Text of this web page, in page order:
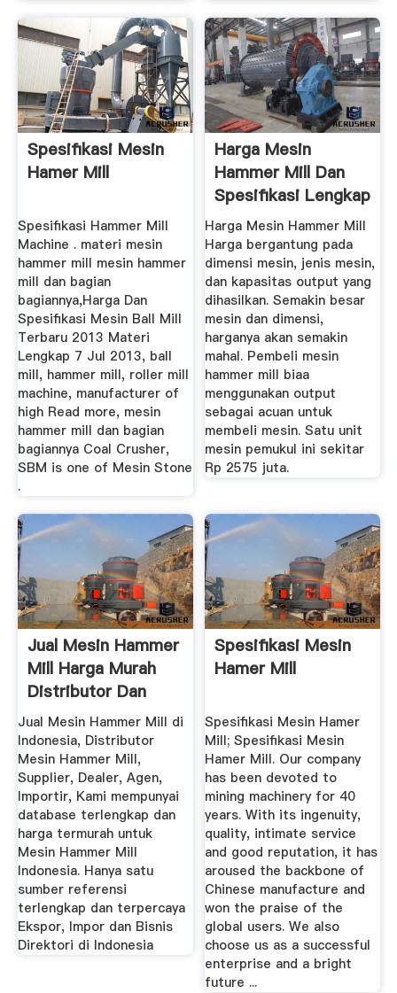
Spesifikasi Mesin
Hamer Mill
Spesifikasi Hammer Mill
Machine . materi mesin
hammer mill mesin hammer
mill dan bagian
bagiannya,Harga Dan
Spesifikasi Mesin Ball Mill
Terbaru 2013 Materi
Lengkap 7 Jul 2013, ball
mill, hammer mill, roller mill
machine, manufacturer of
high Read more, mesin
hammer mill dan bagian
bagiannya Coal Crusher,
SBM is one of Mesin Stone
.
Harga Mesin
Hammer Mill Dan
Spesifikasi Lengkap
| SentraMesin
Harga Mesin Hammer Mill
Harga bergantung pada
dimensi mesin, jenis mesin,
dan kapasitas output yang
dihasilkan. Semakin besar
mesin dan dimensi,
harganya akan semakin
mahal. Pembeli mesin
hammer mill biaa
menggunakan output
sebagai acuan untuk
membeli mesin. Satu unit
mesin pemukul ini sekitar
Rp 2575 juta.
Jual Mesin Hammer
Mill Harga Murah
Distributor Dan
Toko ...
Jual Mesin Hammer Mill di
Indonesia, Distributor
Mesin Hammer Mill,
Supplier, Dealer, Agen,
Importir, Kami mempunyai
database terlengkap dan
harga termurah untuk
Mesin Hammer Mill
Indonesia. Hanya satu
sumber referensi
terlengkap dan terpercaya
Ekspor, Impor dan Bisnis
Direktori di Indonesia
Spesifikasi Mesin
Hamer Mill
Spesifikasi Mesin Hamer
Mill; Spesifikasi Mesin
Hamer Mill. Our company
has been devoted to
mining machinery for 40
years. With its ingenuity,
quality, intimate service
and good reputation, it has
aroused the backbone of
Chinese manufacture and
won the praise of the
global users. We also
choose us as a successful
enterprise and a bright
future ...